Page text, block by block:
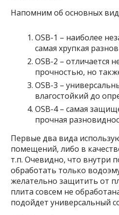
Напомним об основных
OSB-1 – наиболее
самая хрупкая
OSB-2 – отличается
прочностью, но
OSB-3 –
влагостойкий до
OSB-4 – самая
прочная
Первые два вида
помещений, либо в
т.п. Очевидно, что внутри
обработать только
желательно защитить от
плита совсем не
подойдет универсальный